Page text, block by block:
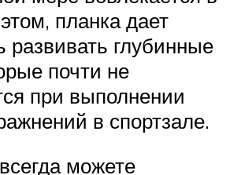
планка дает
развивать глубинные
почти не
при выполнении
в спортзале.
можете